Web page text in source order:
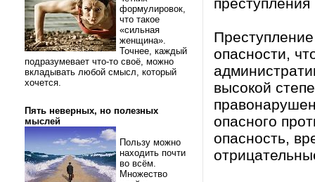
формулировок,
что такое
«сильная
женщина».
Точнее, каждый
подразумевает что-то своё, можно
вкладывать любой смысл, который
хочется.
Пять неверных, но полезных
мыслей
Пользу можно
находить почти
во всём.
Множество
опасности,
высокой
опасного
опасность,